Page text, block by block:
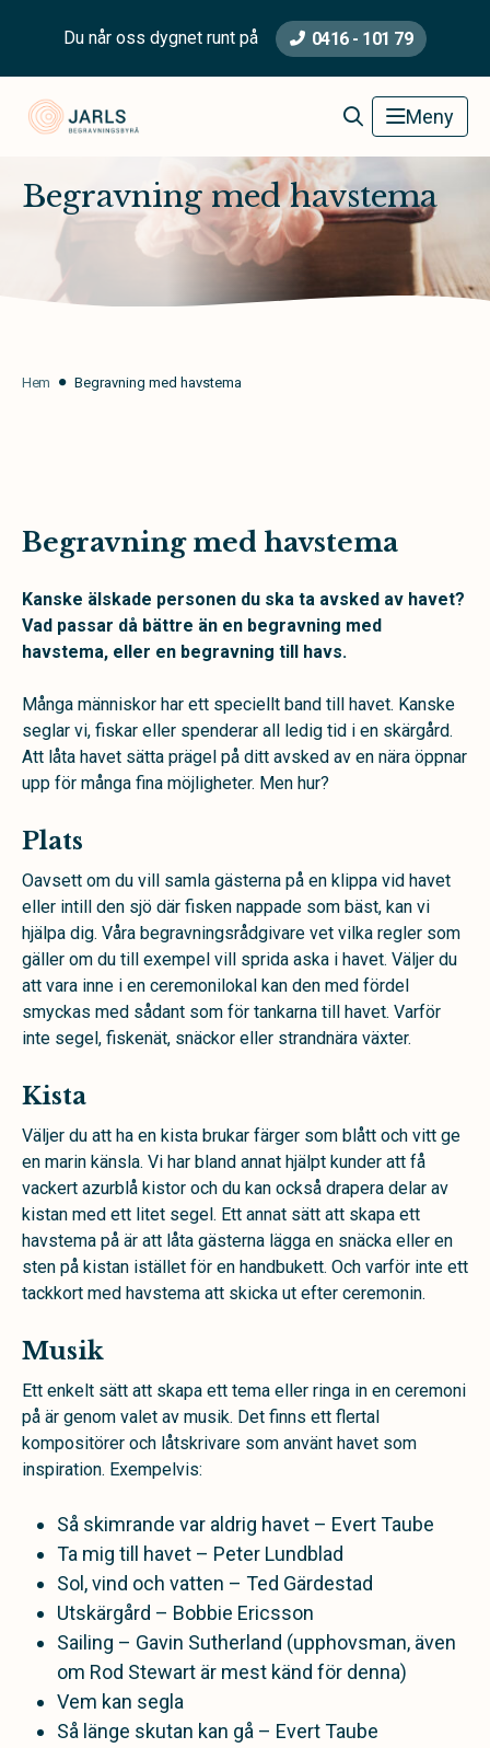
Du når oss dygnet runt på 0416 - 101 79
Meny
Begravning med havstema
Hem Begravning med havstema
Begravning med havstema
Kanske älskade personen du ska ta avsked av havet?
Vad passar då bättre än en begravning med
havstema, eller en begravning till havs.
Många människor har ett speciellt band till havet. Kanske
seglar vi, fiskar eller spenderar all ledig tid i en skärgård.
Att låta havet sätta prägel på ditt avsked av en nära öppnar
upp för många fina möjligheter. Men hur?
Plats
Oavsett om du vill samla gästerna på en klippa vid havet
eller intill den sjö där fisken nappade som bäst, kan vi
hjälpa dig. Våra begravningsrådgivare vet vilka regler som
gäller om du till exempel vill sprida aska i havet. Väljer du
att vara inne i en ceremonilokal kan den med fördel
smyckas med sådant som för tankarna till havet. Varför
inte segel, fiskenät, snäckor eller strandnära växter.
Kista
Väljer du att ha en kista brukar färger som blått och vitt ge
en marin känsla. Vi har bland annat hjälpt kunder att få
vackert azurblå kistor och du kan också drapera delar av
kistan med ett litet segel. Ett annat sätt att skapa ett
havstema på är att låta gästerna lägga en snäcka eller en
sten på kistan istället för en handbukett. Och varför inte ett
tackkort med havstema att skicka ut efter ceremonin.
Musik
Ett enkelt sätt att skapa ett tema eller ringa in en ceremoni
på är genom valet av musik. Det finns ett flertal
kompositörer och låtskrivare som använt havet som
inspiration. Exempelvis:
Så skimrande var aldrig havet – Evert Taube
Ta mig till havet – Peter Lundblad
Sol, vind och vatten – Ted Gärdestad
Utskärgård – Bobbie Ericsson
Sailing – Gavin Sutherland (upphovsman, även
om Rod Stewart är mest känd för denna)
Vem kan segla
Så länge skutan kan gå – Evert Taube